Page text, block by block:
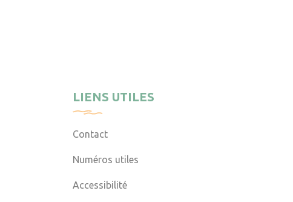
LIENS UTILES
Contact
Numéros utiles
Accessibilité